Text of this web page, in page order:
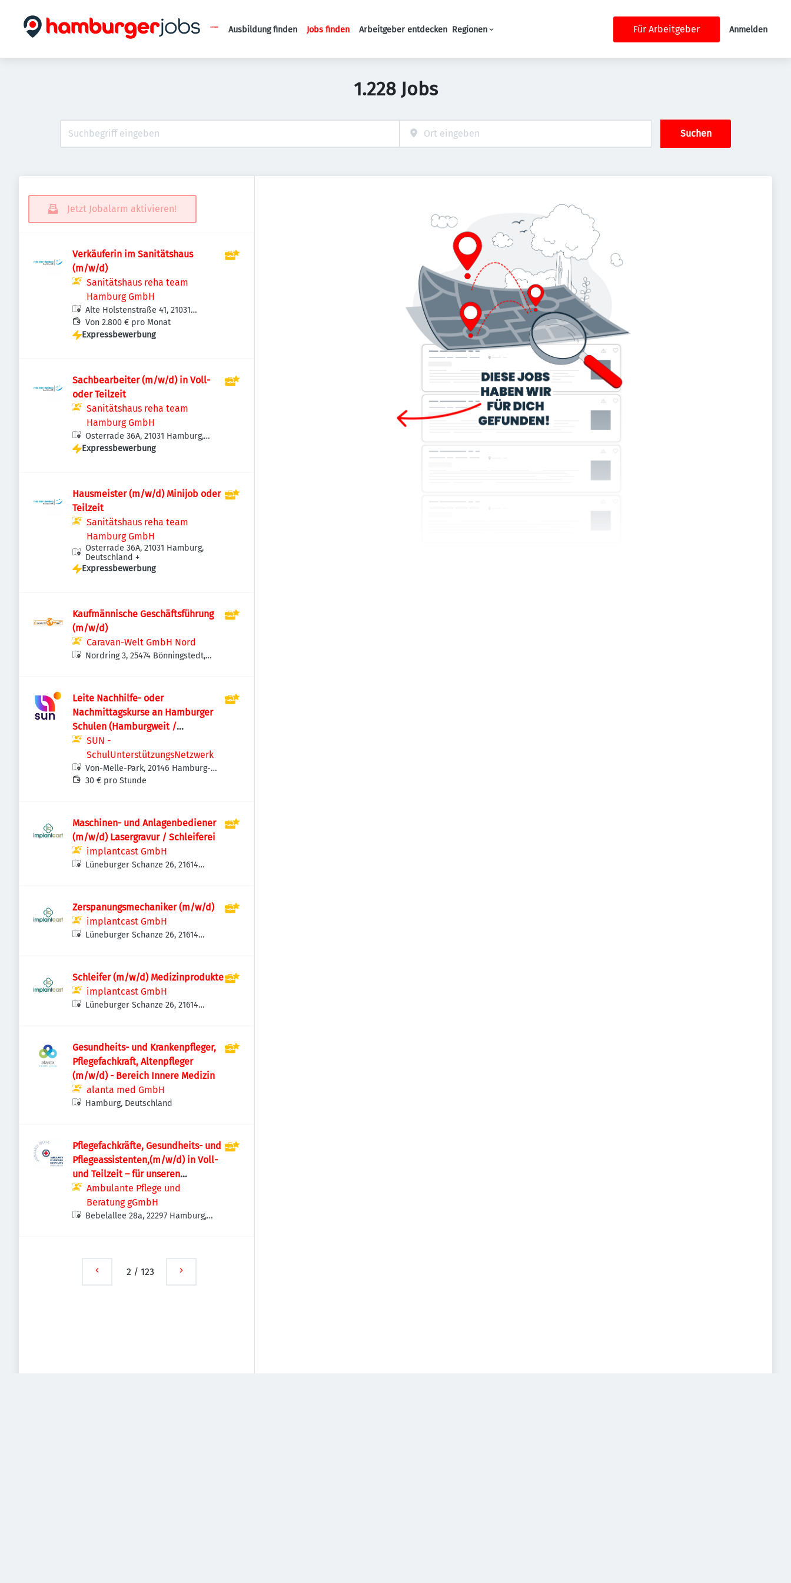
Haupt-Navigation
Ausbildung finden Jobs finden Arbeitgeber entdecken Regionen Für Arbeitgeber Anmelden
1.228 Jobs
Suchen
Jetzt Jobalarm aktivieren!
Verkäuferin im Sanitätshaus
(m/w/d)
Sanitätshaus reha team
Hamburg GmbH
Alte Holstenstraße 41, 21031
Hamburg, Deutschland
Von 2.800 € pro Monat
Expressbewerbung
Sachbearbeiter (m/w/d) in Voll-
oder Teilzeit
Sanitätshaus reha team
Hamburg GmbH
Osterrade 36A, 21031 Hamburg,
Deutschland
Expressbewerbung
Hausmeister (m/w/d) Minijob oder
Teilzeit
Sanitätshaus reha team
Hamburg GmbH
Osterrade 36A, 21031 Hamburg,
Deutschland +
Expressbewerbung
Kaufmännische Geschäftsführung
(m/w/d)
Caravan-Welt GmbH Nord
Nordring 3, 25474 Bönningstedt,
Leite Nachhilfe- oder
Nachmittagskurse an Hamburger
Schulen (Hamburgweit /
Honorartätigkeit, ca. €23 / 45 Min.)
SUN -
SchulUnterstützungsNetzwerk
Von-Melle-Park, 20146 Hamburg-
Eimsbüttel, Deutschland
30 € pro Stunde
Maschinen- und Anlagenbediener
(m/w/d) Lasergravur / Schleiferei
implantcast GmbH
Lüneburger Schanze 26, 21614
Zerspanungsmechaniker (m/w/d)
implantcast GmbH
Lüneburger Schanze 26, 21614
Schleifer (m/w/d) Medizinprodukte
implantcast GmbH
Lüneburger Schanze 26, 21614
Gesundheits- und Krankenpfleger,
Pflegefachkraft, Altenpfleger
(m/w/d) - Bereich Innere Medizin
alanta med GmbH
Hamburg, Deutschland
Pflegefachkräfte, Gesundheits- und
Pflegeassistenten,(m/w/d) in Voll-
und Teilzeit – für unseren
ambulanten Pflegedienst in
Alsterdorf
Ambulante Pflege und
Beratung gGmbH
Bebelallee 28a, 22297 Hamburg,
2 / 123